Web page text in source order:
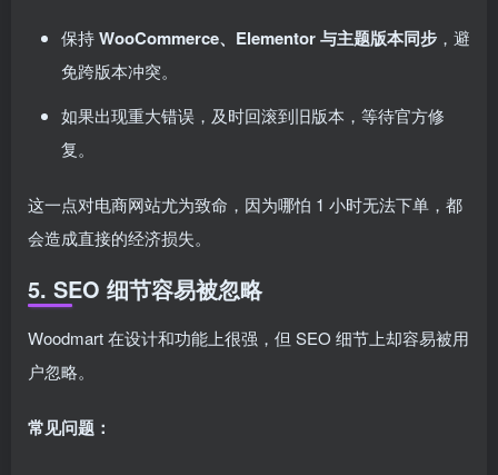
保持WooCommerce、Elementor 与主题版本同步 ，避
免跨版本冲突。
如果出现重大错误，及时回滚到旧版本，等待官方修
复。
这一点对电商网站尤为致命，因为哪怕 1 小时无法下单，都
会造成直接的经济损失。
5. SEO 细节容易被忽略
Woodmart 在设计和功能上很强，但 SEO 细节上却容易被用
户忽略。
常见问题：